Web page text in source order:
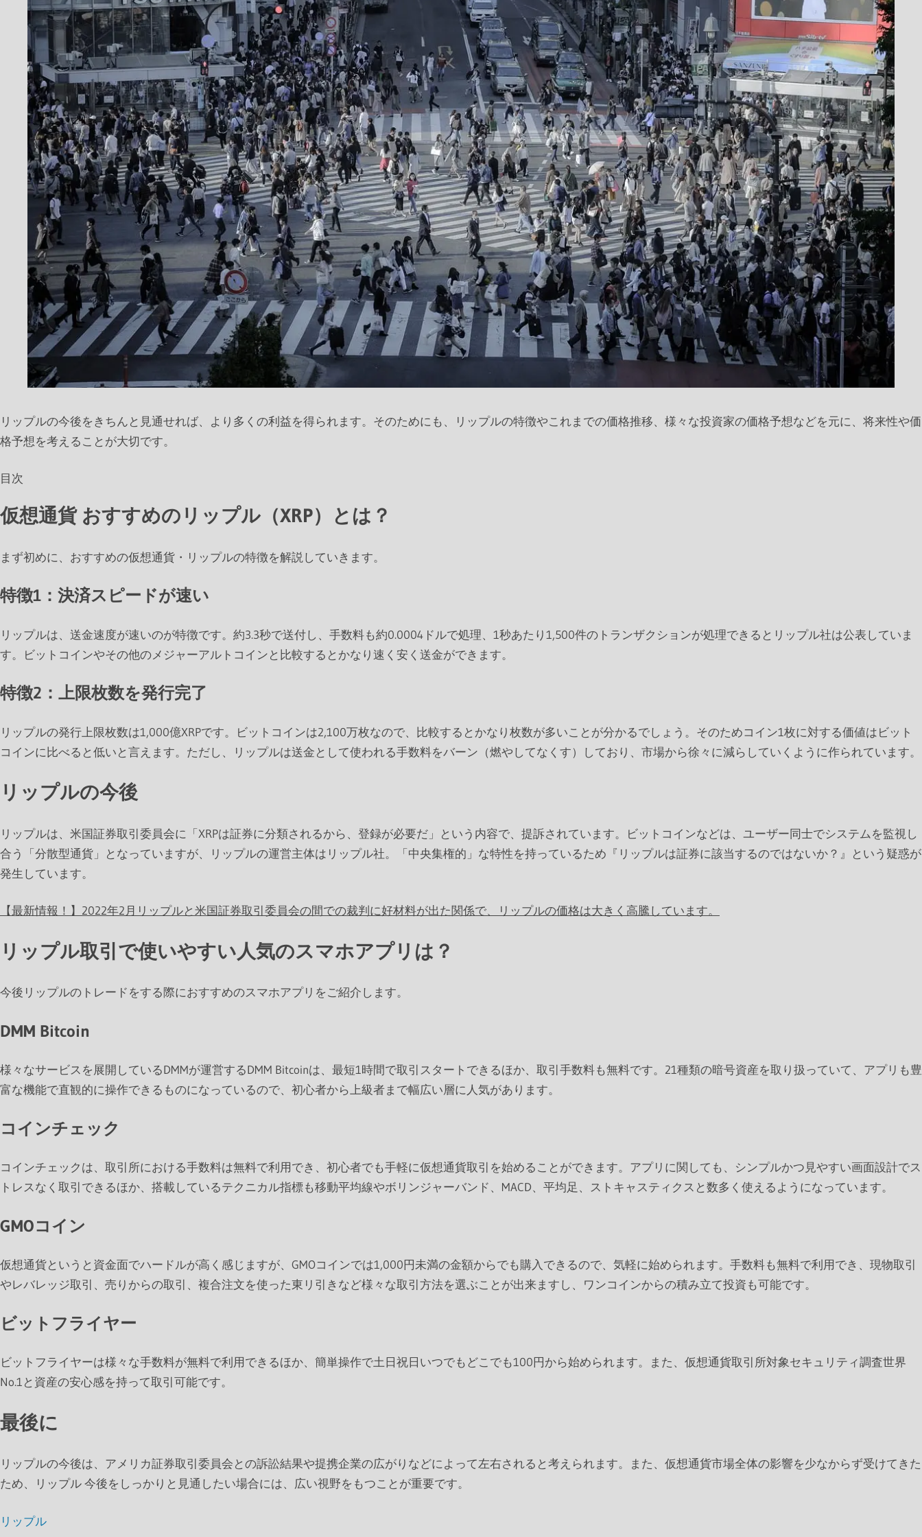
リップルの今後をきちんと見通せれば、より多くの利益を得られます。そのためにも、リップルの特徴やこれまでの価格推移、様々な投資家の価格予想などを元に、将来性や価
格予想を考えることが大切です。
目次
仮想通貨 おすすめのリップル（XRP）とは？
まず初めに、おすすめの仮想通貨・リップルの特徴を解説していきます。
特徴1：決済スピードが速い
リップルは、送金速度が速いのが特徴です。約3.3秒で送付し、手数料も約0.0004ドルで処理、1秒あたり1,500件のトランザクションが処理できるとリップル社は公表していま
す。ビットコインやその他のメジャーアルトコインと比較するとかなり速く安く送金ができます。
特徴2：上限枚数を発行完了
リップルの発行上限枚数は1,000億XRPです。ビットコインは2,100万枚なので、比較するとかなり枚数が多いことが分かるでしょう。そのためコイン1枚に対する価値はビット
コインに比べると低いと言えます。ただし、リップルは送金として使われる手数料をバーン（燃やしてなくす）しており、市場から徐々に減らしていくように作られています。
リップルの今後
リップルは、米国証券取引委員会に「XRPは証券に分類されるから、登録が必要だ」という内容で、提訴されています。ビットコインなどは、ユーザー同士でシステムを監視し
合う「分散型通貨」となっていますが、リップルの運営主体はリップル社。「中央集権的」な特性を持っているため『リップルは証券に該当するのではないか？』という疑惑が
発生しています。
【最新情報！】 2022年2月リップルと米国証券取引委員会の間での裁判に好材料が出た関係で、リップルの価格は大きく高騰しています。
リップル取引で使いやすい人気のスマホアプリは？
今後リップルのトレードをする際におすすめのスマホアプリをご紹介します。
DMM Bitcoin
様々なサービスを展開しているDMMが運営するDMM Bitcoinは、最短1時間で取引スタートできるほか、取引手数料も無料です。21種類の暗号資産を取り扱っていて、アプリも豊
富な機能で直観的に操作できるものになっているので、初心者から上級者まで幅広い層に人気があります。
コインチェック
コインチェックは、取引所における手数料は無料で利用でき、初心者でも手軽に仮想通貨取引を始めることができます。アプリに関しても、シンプルかつ見やすい画面設計でス
トレスなく取引できるほか、搭載しているテクニカル指標も移動平均線やボリンジャーバンド、MACD、平均足、ストキャスティクスと数多く使えるようになっています。
GMOコイン
仮想通貨というと資金面でハードルが高く感じますが、GMOコインでは1,000円未満の金額からでも購入できるので、気軽に始められます。手数料も無料で利用でき、現物取引
やレバレッジ取引、売りからの取引、複合注文を使った東リ引きなど様々な取引方法を選ぶことが出来ますし、ワンコインからの積み立て投資も可能です。
ビットフライヤー
ビットフライヤーは様々な手数料が無料で利用できるほか、簡単操作で土日祝日いつでもどこでも100円から始められます。また、仮想通貨取引所対象セキュリティ調査世界
No.1と資産の安心感を持って取引可能です。
最後に
リップルの今後は、アメリカ証券取引委員会との訴訟結果や提携企業の広がりなどによって左右されると考えられます。また、仮想通貨市場全体の影響を少なからず受けてきた
ため、リップル 今後をしっかりと見通したい場合には、広い視野をもつことが重要です。
リップル